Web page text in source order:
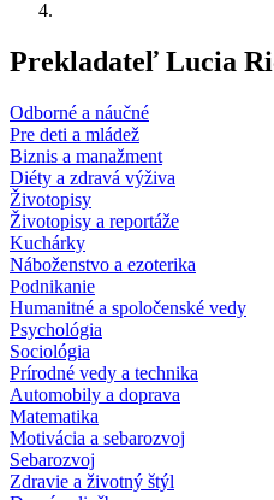
Prekladateľ Lucia
Odborné a náučné
Pre deti a mládež
Biznis a manažment
Diéty a zdravá výživa
Životopisy
Životopisy a reportáže
Kuchárky
Náboženstvo a ezoterika
Podnikanie
Humanitné a spoločenské vedy
Psychológia
Sociológia
Prírodné vedy a technika
Automobily a doprava
Matematika
Motivácia a sebarozvoj
Sebarozvoj
Zdravie a životný štýl